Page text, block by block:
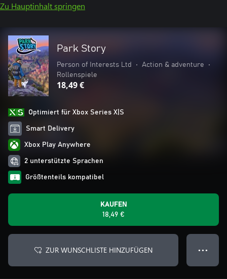
Zu Hauptinhalt springen
Park Story
Person of Interests Ltd • Action & adventure
•
Rollenspiele
18,49 €
Optimiert für Xbox Series X|S
Smart Delivery
Xbox Play Anywhere
2 unterstützte Sprachen
Größtenteils kompatibel
KAUFEN
18,49 €
ZUR WUNSCHLISTE HINZUFÜGEN ● ● ●